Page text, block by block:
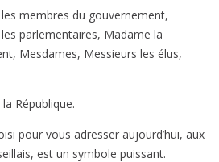
membres du gouvernement,
parlementaires, Madame la
Mesdames, Messieurs les élus,
République.
pour vous adresser aujourd’hui, aux
est un symbole puissant.